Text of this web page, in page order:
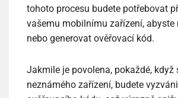
tohoto procesu budete potřebovat
vašemu mobilnímu zařízení,
nebo generovat ověřovací kód.
Jakmile je povolena, pokaždé, když
neznámého zařízení, budete